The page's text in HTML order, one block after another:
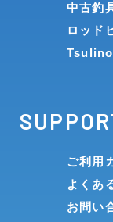
中古釣
ロッド
Tsulino
ご利用
よくあ
お問い